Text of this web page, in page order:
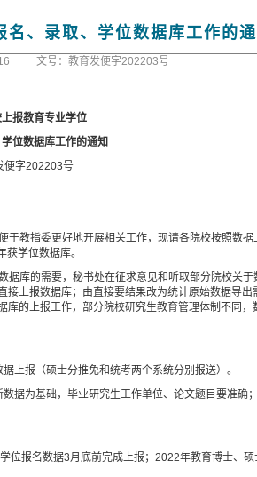
、录取、学位数据库工作的通
文号：教育发便字202203号
报教育专业学位
位数据库工作的通知
便字202203号
教指委更好地开展相关工作，现请各院校按照数据
获学位数据库。
库的需要，秘书处在征求意见和听取部分院校关
上报数据库；由直接要结果改为统计原始数据导
的上报工作，部分院校研究生教育管理体制不同
上报（硕士分推免和统考两个系统分别报送）。
据为基础，毕业研究生工作单位、论文题目要准确
位报名数据3月底前完成上报；2022年教育博士、